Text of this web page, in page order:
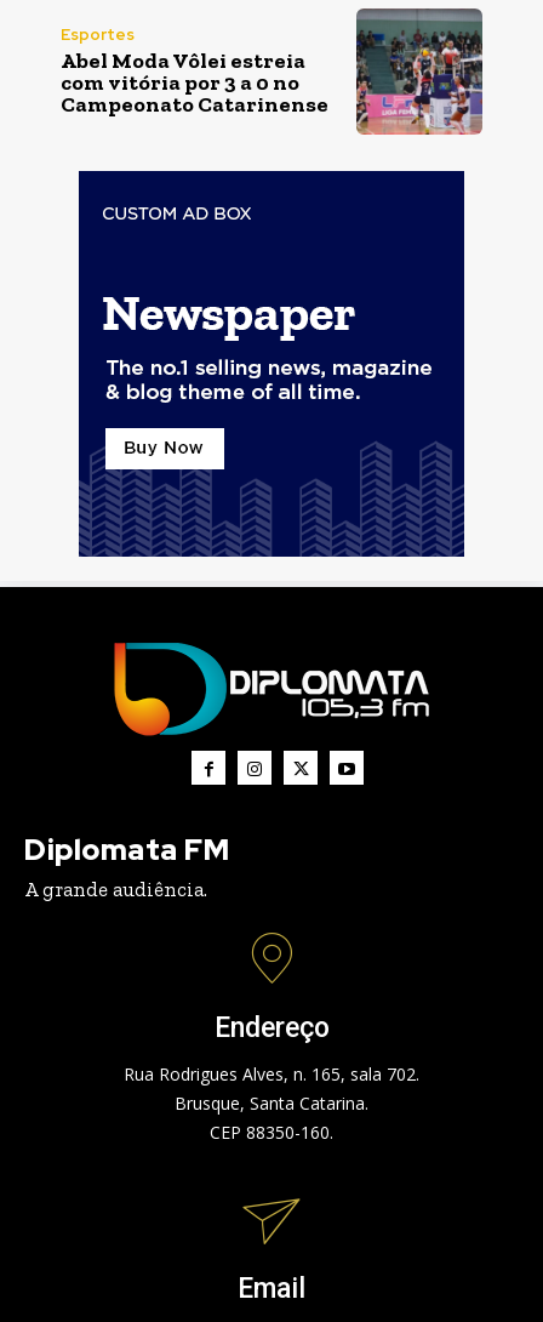
Esportes
Abel Moda Vôlei estreia
com vitória por 3 a 0 no
Campeonato Catarinense
Diplomata FM
A grande audiência.
Endereço
Rua Rodrigues Alves, n. 165, sala 702.
Brusque, Santa Catarina.
CEP 88350-160.
Email